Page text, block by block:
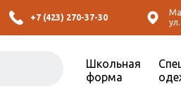
Школьная
форма
+7 (423) 270-37-30